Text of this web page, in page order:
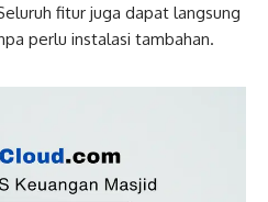
fitur juga dapat langsung
perlu instalasi tambahan.